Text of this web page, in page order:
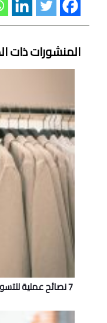
المنشورات ذات
7 نصائح عملية للتسوق من متاجر ZARA MAROC